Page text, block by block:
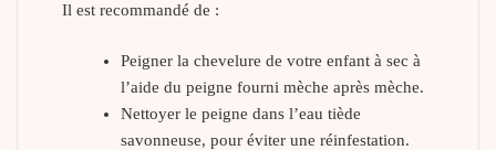
Il est recommandé de :
Peigner la chevelure de votre enfant à sec à
l’aide du peigne fourni mèche après mèche.
Nettoyer le peigne dans l’eau tiède
savonneuse, pour éviter une réinfestation.